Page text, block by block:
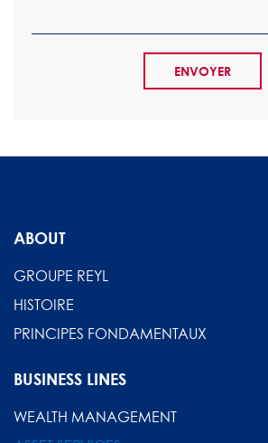
ABOUT
GROUPE REYL
HISTOIRE
PRINCIPES FONDAMENTAUX
BUSINESS LINES
WEALTH MANAGEMENT